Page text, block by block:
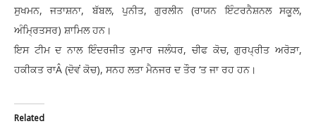
ਸੁਖਮਨ, ਜਤਾਸ਼ਨਾ, ਬੱਬਲ, ਪੁਨੀਤ, ਗੁਰਲੀਨ (ਰਾਯਨ ਇੰਟਰਨੈਸ਼ਨਲ ਸਕੂਲ,
ਅੰਮ੍ਰਿਤਸਰ) ਸ਼ਾਮਿਲ ਹਨ।
ਇਸ ਟੀਮ ਦ ਨਾਲ ਇੰਦਰਜੀਤ ਕੁਮਾਰ ਜਲੰਧਰ, ਚੀਫ ਕੋਚ, ਗੁਰਪ੍ਰੀਤ ਅਰੋੜਾ,
ਹਕੀਕਤ ਰਾÂ (ਦੋਵਂ ਕੋਚ), ਸਨਹ ਲਤਾ ਮੈਨਜਰ ਦ ਤੌਰ ‘ਤ ਜਾ ਰਹ ਹਨ।
Related